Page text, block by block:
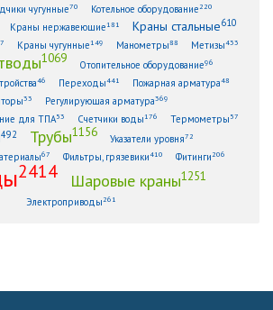
чугунные70 Котельное оборудование 220
Краны нержавеющие181 Краны стальные610
Краны чугунные149 Манометры88 Метизы433
1069 Отопительное оборудование96
46 Переходы441 Пожарная арматура48
33 Регулирующая арматура369
для ТПА53 Счетчики воды176 Термометры 57
492 Трубы1156 Указатели уровня72
67 Фильтры, грязевики410 Фитинги 206
2414 Шаровые краны1251
Электроприводы 261